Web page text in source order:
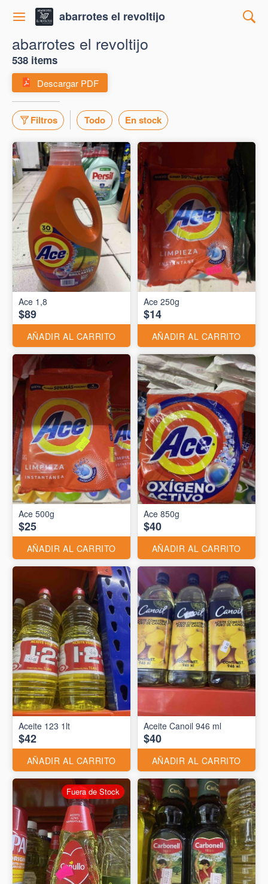
abarrotes el revoltijo
abarrotes el revoltijo
538 items
Descargar PDF
Filtros Todo En stock
Ace 1,8
$89
AÑADIR AL CARRITO
Ace 250g
$14
AÑADIR AL CARRITO
Ace 500g
$25
AÑADIR AL CARRITO
Ace 850g
$40
AÑADIR AL CARRITO
Aceite 123 1lt
$42
AÑADIR AL CARRITO
Aceite Canoil 946 ml
$40
AÑADIR AL CARRITO
Fuera de Stock